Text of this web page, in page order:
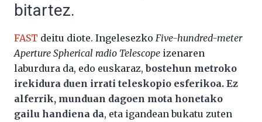
bitartez.
FAST deitu diote. Ingelesezko Five-hundred-meter
Aperture Spherical radio Telescope izenaren
laburdura da, edo euskaraz,bostehun metroko
irekidura duen irrati teleskopio esferikoa. Ez
alferrik, munduan dagoen mota honetako
gailu handiena da, eta igandean bukatu zuten